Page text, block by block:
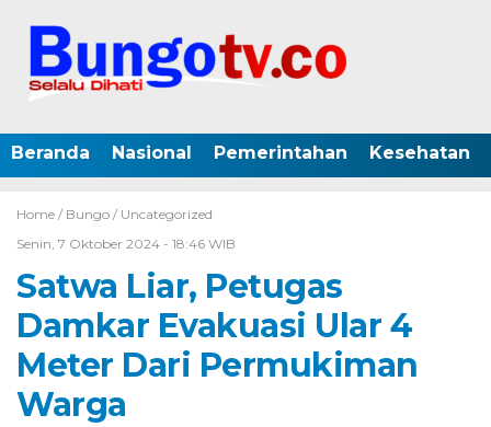
Beranda Nasional Pemerintahan Kesehatan
Home / Bungo / Uncategorized
Senin, 7 Oktober 2024 - 18:46 WIB
Satwa Liar, Petugas
Damkar Evakuasi Ular 4
Meter Dari Permukiman
Warga